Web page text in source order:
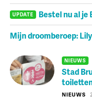
UPDATE
Bestel nu al je
Mijn droomberoep:
NIEUWS
Stad
NIEUWS